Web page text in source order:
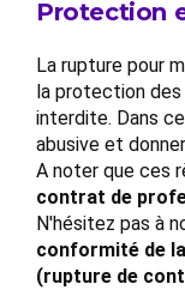
Protection
La rupture pour
la protection
interdite. Dans
abusive et
A noter que ces
contrat de
N'hésitez pas à
conformité de la
(rupture de